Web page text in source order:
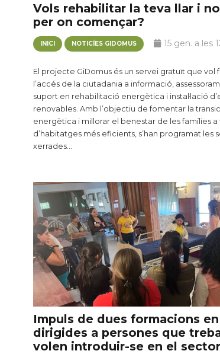
Vols rehabilitar la teva llar i
per on començar?
INICI NOTICÍES GIDOMUS 15 gen. a les
El projecte GiDomus és un servei gratuït que vol
l’accés de la ciutadania a informació,
suport en rehabilitació energètica i instal·lació
renovables. Amb l’objectiu de fomentar la
energètica i millorar el benestar de les famílies a
d’habitatges més eficients, s’han programat les
xerrades…
Impuls de dues formacions
dirigides a persones que
volen introduir-se en el sector